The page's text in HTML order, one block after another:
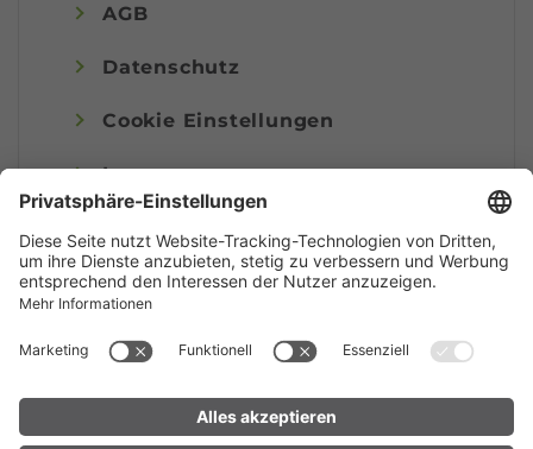
AGB
Datenschutz
Cookie Einstellungen
Impressum